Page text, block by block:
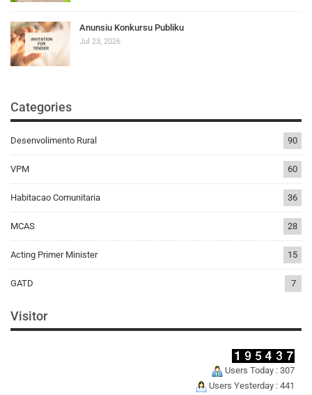
Anunsiu Konkursu Publiku
Jul 23, 2026
Categories
Desenvolimento Rural 90
VPM 60
Habitacao Comunitaria 36
MCAS 28
Acting Primer Minister 15
GATD 7
Visitor
Users Today : 307
Users Yesterday : 441